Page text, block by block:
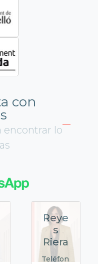
con
encontrar lo
Reye
s
Riera
Teléfon